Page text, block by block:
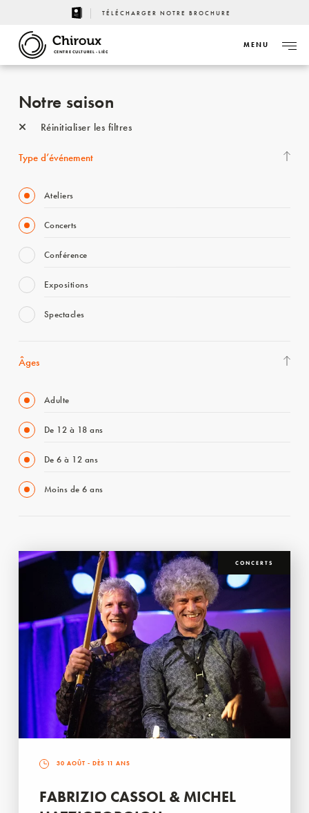
TÉLÉCHARGER NOTRE BROCHURE
CENTRE CULTUREL - LIÈGE
MENU
Notre saison
Réinitialiser les filtres
Type d’événement
Ateliers
Concerts
Conférence
Expositions
Spectacles
Âges
Adulte
De 12 à 18 ans
De 6 à 12 ans
Moins de 6 ans
CONCERTS
30 AOÛT - DÈS 11 ANS
FABRIZIO CASSOL & MICHEL